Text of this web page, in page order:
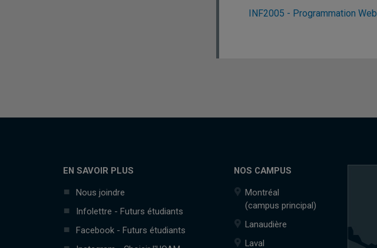
INF2005 - Programmation Web
EN SAVOIR PLUS
Nous joindre
Infolettre - Futurs étudiants
Facebook - Futurs étudiants
NOS CAMPUS
Montréal
(campus principal)
Lanaudière
Laval